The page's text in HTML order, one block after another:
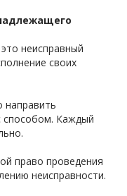
неисправный
своих
Каждый
право проведения
неисправности.